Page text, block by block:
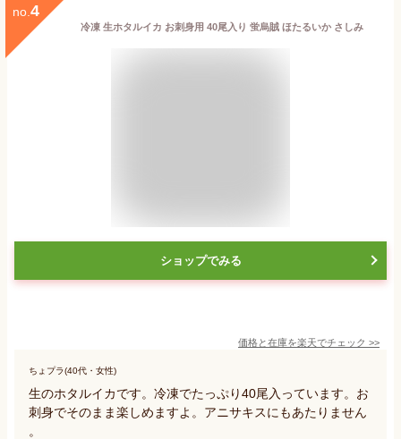
no. 4
冷凍 生ホタルイカ お刺身用 40尾入り 蛍烏賊 ほたるいか さしみ
ショップでみる
価格と在庫を楽天でチェック >>
ちょプラ(40代・女性)
生のホタルイカです。冷凍でたっぷり40尾入っています。お
刺身でそのまま楽しめますよ。アニサキスにもあたりません
。